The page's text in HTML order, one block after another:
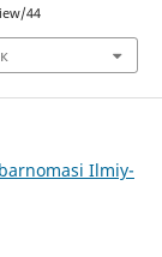
44
Ilmiy-